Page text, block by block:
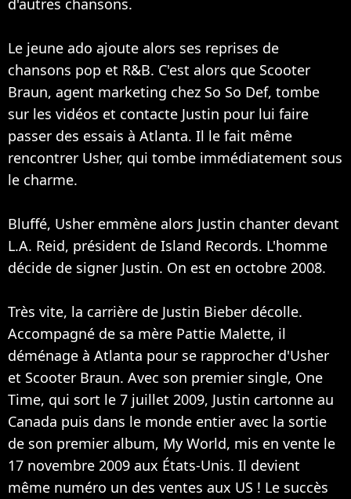
d'autres chansons.
Le jeune ado ajoute alors ses reprises de
chansons pop et R&B. C'est alors que Scooter
Braun, agent marketing chez So So Def, tombe
sur les vidéos et contacte Justin pour lui faire
passer des essais à Atlanta. Il le fait même
rencontrer Usher, qui tombe immédiatement sous
le charme.
Bluffé, Usher emmène alors Justin chanter devant
L.A. Reid, président de Island Records. L'homme
décide de signer Justin. On est en octobre 2008.
Très vite, la carrière de Justin Bieber décolle.
Accompagné de sa mère Pattie Malette, il
déménage à Atlanta pour se rapprocher d'Usher
et Scooter Braun. Avec son premier single, One
Time, qui sort le 7 juillet 2009, Justin cartonne au
Canada puis dans le monde entier avec la sortie
de son premier album, My World, mis en vente le
17 novembre 2009 aux États-Unis. Il devient
même numéro un des ventes aux US ! Le succès